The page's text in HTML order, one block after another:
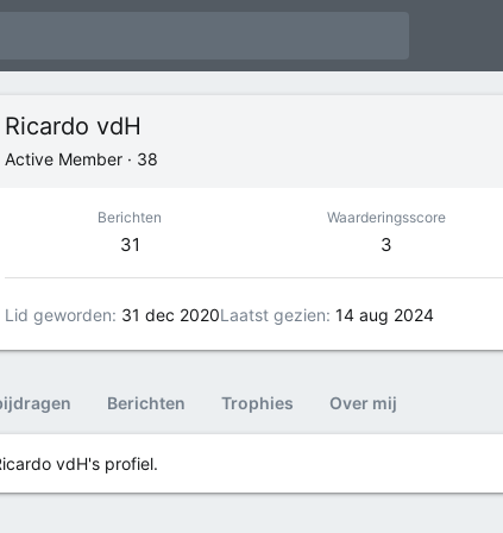
Ricardo vdH
Active Member · 38
Berichten
31
Waarderingsscore
3
Lid geworden 31 dec 2020Laatst gezien 14 aug 2024
Berichten Trophies Over mij
vdH's profiel.